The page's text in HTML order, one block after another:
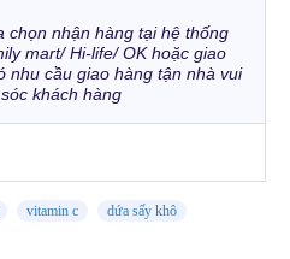
nhận hàng tại hệ thống
mart/ Hi-life/ OK hoặc giao
nhu cầu giao hàng tận nhà vui
khách hàng
vitamin c
dứa sấy khô